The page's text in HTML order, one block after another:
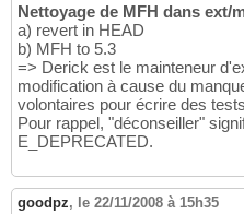
Nettoyage de MFH dans ext/
a) revert in HEAD
b) MFH to 5.3
=> Derick est le mainteneur
modification à cause du
volontaires pour écrire des
Pour rappel, "déconseiller"
E_DEPRECATED.
goodpz, le 22/11/2008 à 15h35